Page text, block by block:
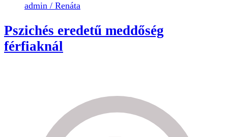
admin / Renáta
Pszichés eredetű meddőség
férfiaknál